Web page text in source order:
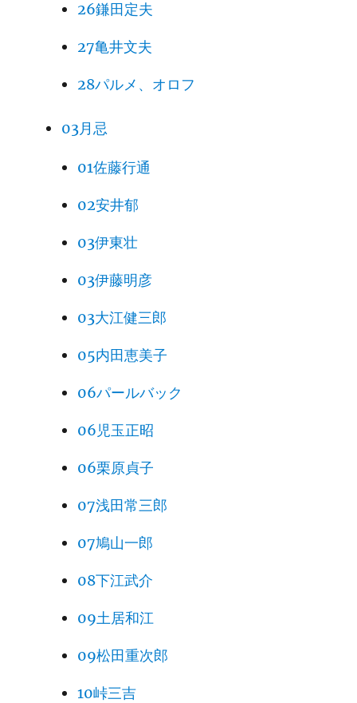
26鎌田定夫
27亀井文夫
28パルメ、オロフ
03月忌
01佐藤行通
02安井郁
03伊東壮
03伊藤明彦
03大江健三郎
05内田恵美子
06パールバック
06児玉正昭
06栗原貞子
07浅田常三郎
07鳩山一郎
08下江武介
09土居和江
09松田重次郎
10峠三吉